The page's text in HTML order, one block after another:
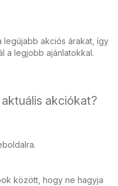
legújabb akciós árakat, így
a legjobb ajánlatokkal.
akciókat?
között, hogy ne hagyja